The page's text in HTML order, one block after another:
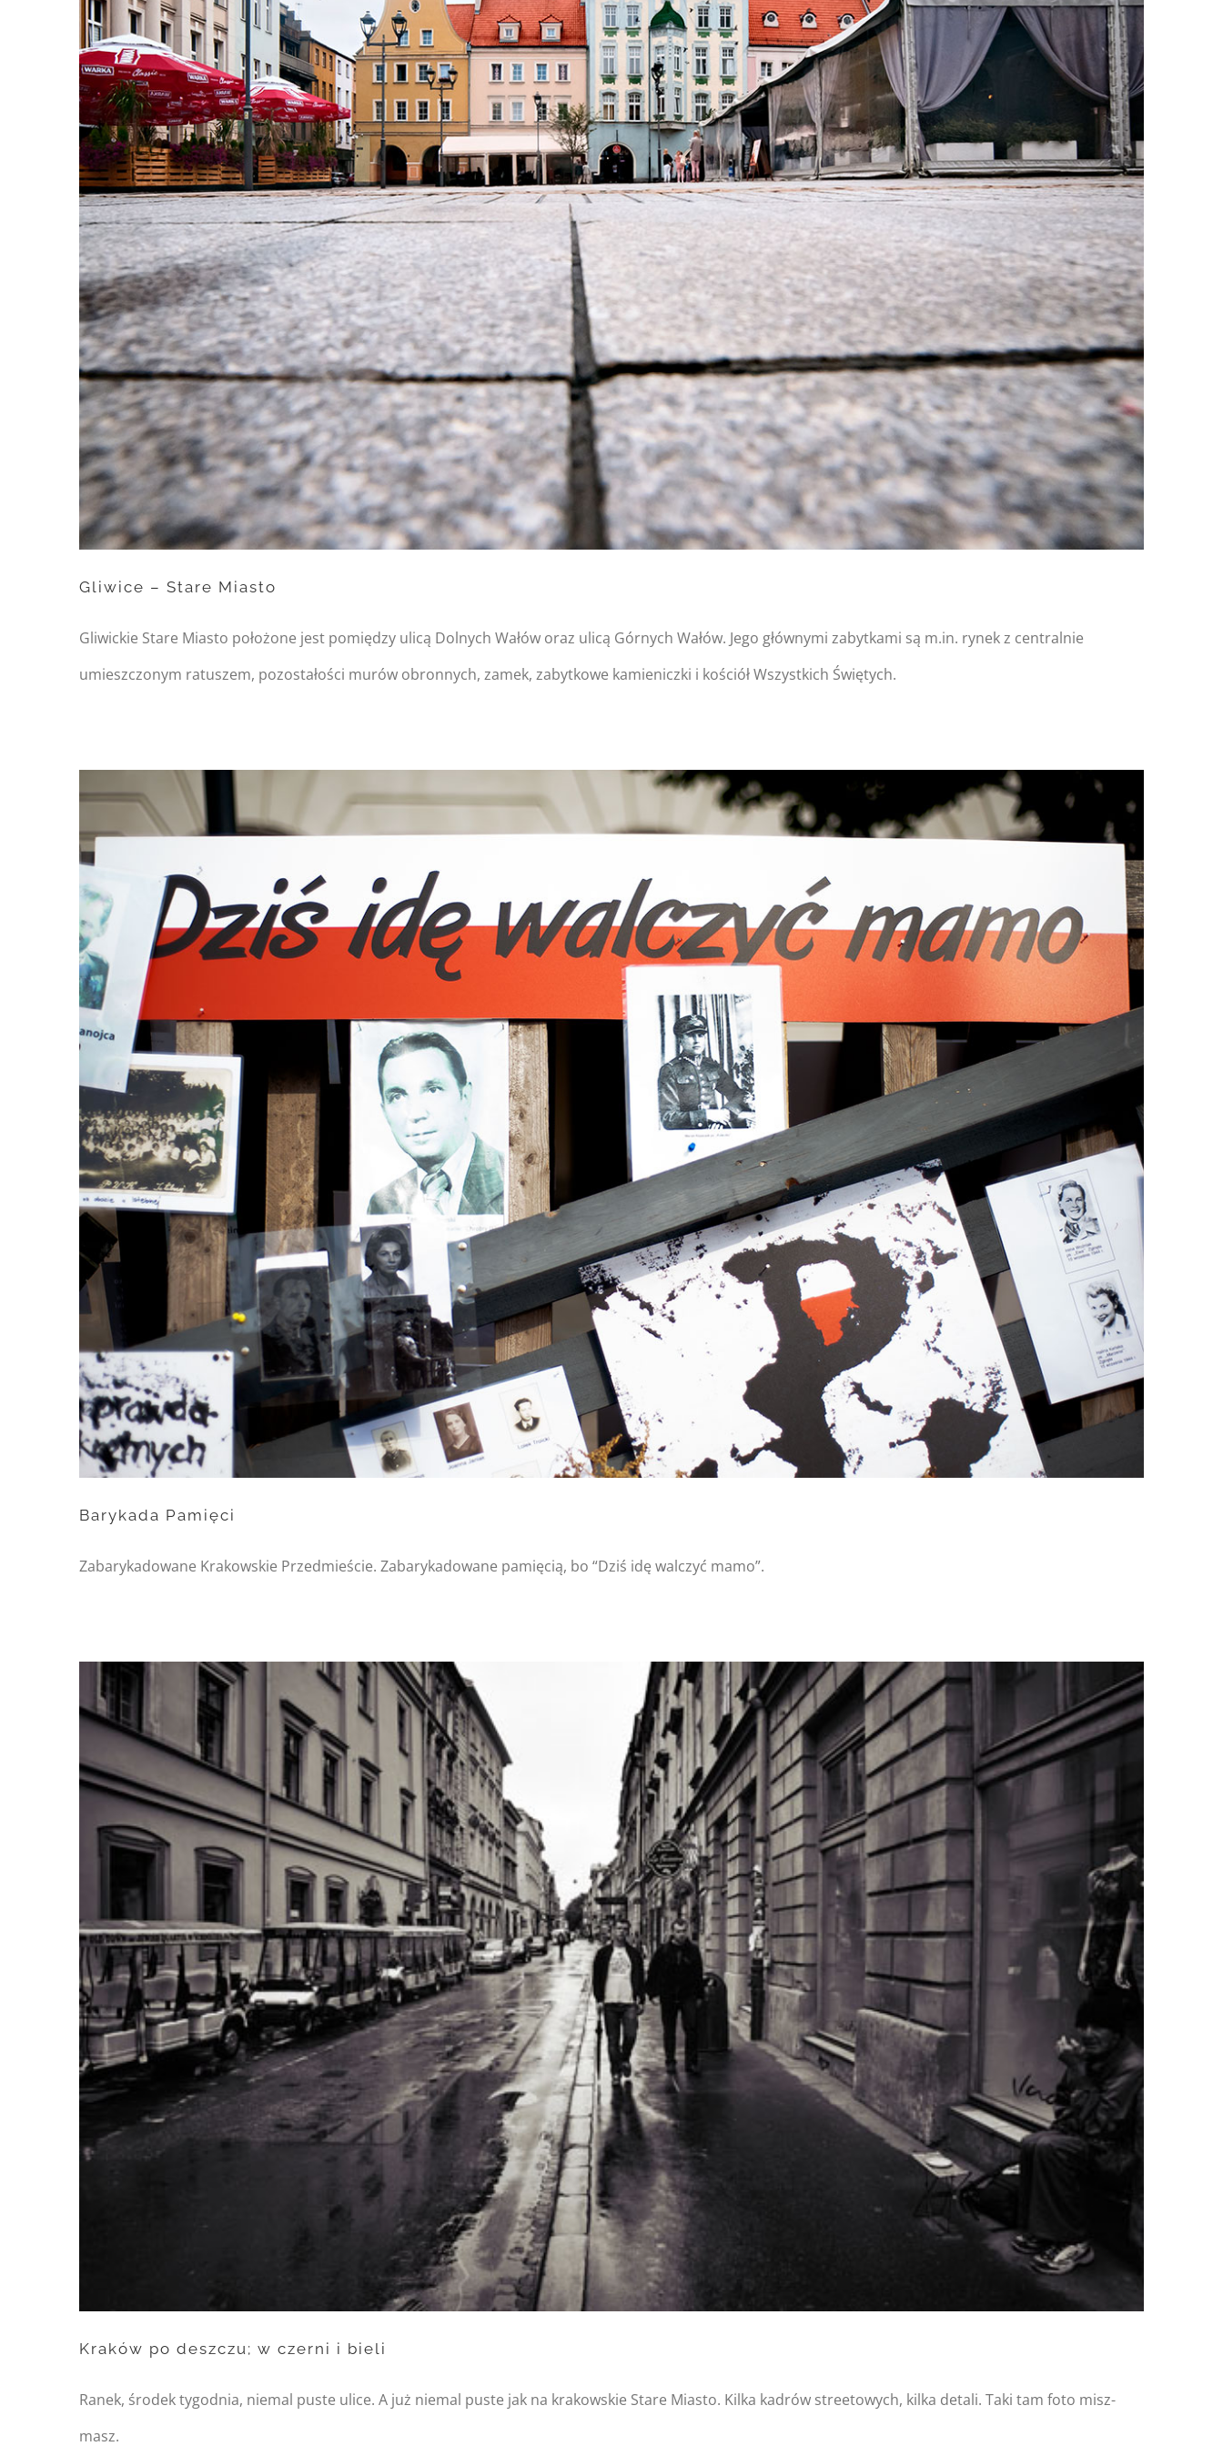
Warning
: Undefined property: FusionBuilder::$post_card_data in
/home/nipo/domains/zasekunde.pl/public_html/wp-
content/themes/Avada/includes/lib/inc/templates/rollover.phpon line162
Warning : Trying to access array offset on null in
/home/nipo/domains/zasekunde.pl/public_html/wp-
content/themes/Avada/includes/lib/inc/templates/rollover.php on line
162
Gliwice – Stare Miasto
Gliwice – Stare Miasto
Gliwickie Stare Miasto położone jest pomiędzy ulicą Dolnych Wałów oraz ulicą Górnych Wałów. Jego głównymi zabytkami są m.in. rynek z centralnie
umieszczonym ratuszem, pozostałości murów obronnych, zamek, zabytkowe kamieniczki i kościół Wszystkich Świętych.
Warning
: Undefined property: FusionBuilder::$post_card_data in
/home/nipo/domains/zasekunde.pl/public_html/wp-
content/themes/Avada/includes/lib/inc/templates/rollover.phpon line
Warning: Trying to access array offset on null in
/home/nipo/domains/zasekunde.pl/public_html/wp-
content/themes/Avada/includes/lib/inc/templates/rollover.phpon line
162
Barykada Pamięci
Barykada Pamięci
Zabarykadowane Krakowskie Przedmieście. Zabarykadowane pamięcią, bo “Dziś idę walczyć mamo”.
Warning: Undefined property: FusionBuilder::$post_card_data in
/home/nipo/domains/zasekunde.pl/public_html/wp-
content/themes/Avada/includes/lib/inc/templates/rollover.php
Warning: Trying to access array offset on null in
/home/nipo/domains/zasekunde.pl/public_html/wp-
content/themes/Avada/includes/lib/inc/templates/rollover.phpon line 162
Kraków po deszczu; w czerni i bieli
Kraków po deszczu; w czerni i bieli
Ranek, środek tygodnia, niemal puste ulice. A już niemal puste jak na krakowskie Stare Miasto. Kilka kadrów streetowych, kilka detali. Taki tam foto misz-
masz.